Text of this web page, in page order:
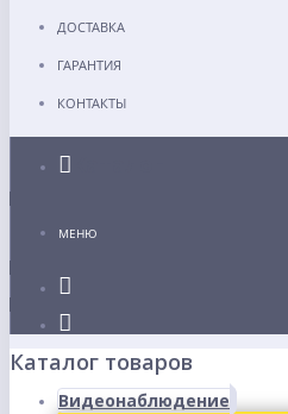
ДОСТАВКА
ГАРАНТИЯ
КОНТАКТЫ
МЕНЮ
Каталог товаров
Видеонаблюдение